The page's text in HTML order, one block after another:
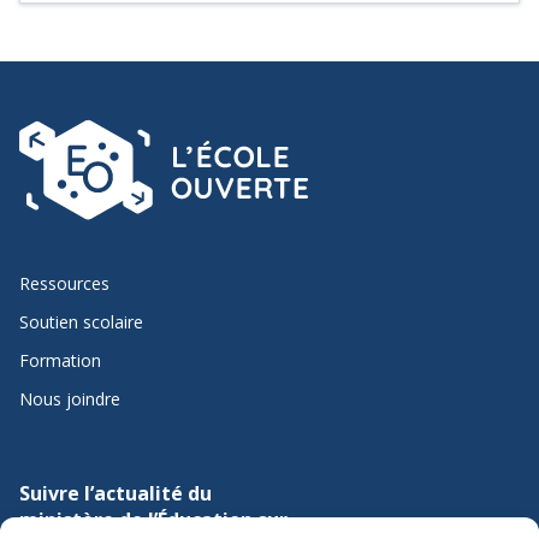
les relations syndicales-patronales.
Ressources
Soutien scolaire
Formation
Nous joindre
Suivre l’actualité du
ministère de l’Éducation sur